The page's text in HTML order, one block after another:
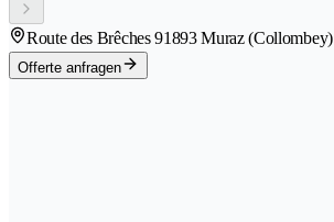
Route des Brêches 91893 Muraz (Collombey)
Offerte anfragen